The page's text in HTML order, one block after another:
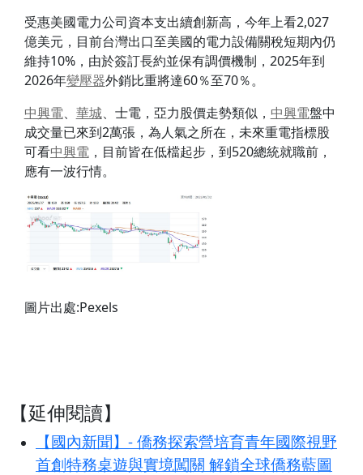
受惠美國電力公司資本支出續創新高，今年上看2,027
億美元，目前台灣出口至美國的電力設備關稅短期內仍
維持10%，由於簽訂長約並保有調價機制，2025年到
2026年變壓器外銷比重將達60％至70％。
中興電、 華城、士電，亞力股價走勢類似， 中興電盤中
成交量已來到2萬張，為人氣之所在，未來重電指標股
可看中興電，目前皆在低檔起步，到520總統就職前，
應有一波行情。
圖片出處:Pexels
【延伸閱讀】
【國內新聞】- 僑務探索營培育青年國際視野
首創特務桌遊與實境闖關 解鎖全球僑務藍圖